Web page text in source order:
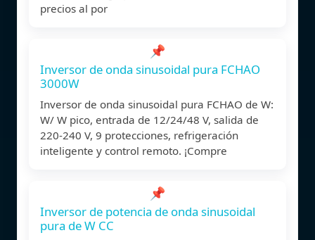
precios al por
📌
Inversor de onda sinusoidal pura FCHAO
3000W
Inversor de onda sinusoidal pura FCHAO de W:
W/ W pico, entrada de 12/24/48 V, salida de
220-240 V, 9 protecciones, refrigeración
inteligente y control remoto. ¡Compre
📌
Inversor de potencia de onda sinusoidal
pura de W CC